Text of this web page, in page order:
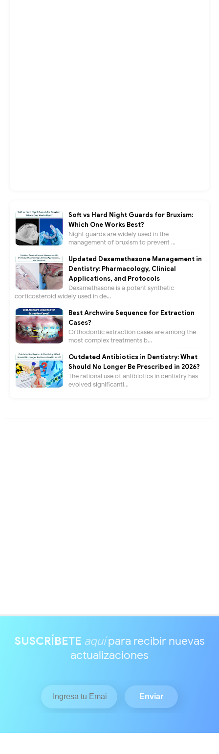
Soft vs Hard Night Guards for Bruxism:
Which One Works Best?
Night guards are widely used in the
management of bruxism to prevent ...
Updated Dexamethasone Management in
Dentistry: Pharmacology, Clinical
Applications, and Protocols
Dexamethasone is a potent synthetic
corticosteroid widely used in de...
Best Archwire Sequence for Extraction
Cases?
Orthodontic extraction cases are among the
most complex treatments b...
Outdated Antibiotics in Dentistry: What
Should No Longer Be Prescribed in 2026?
The rational use of antibiotics in dentistry has
evolved significantl...
SUSCRÍBETE aquípara recibir nuevas
actualizaciones